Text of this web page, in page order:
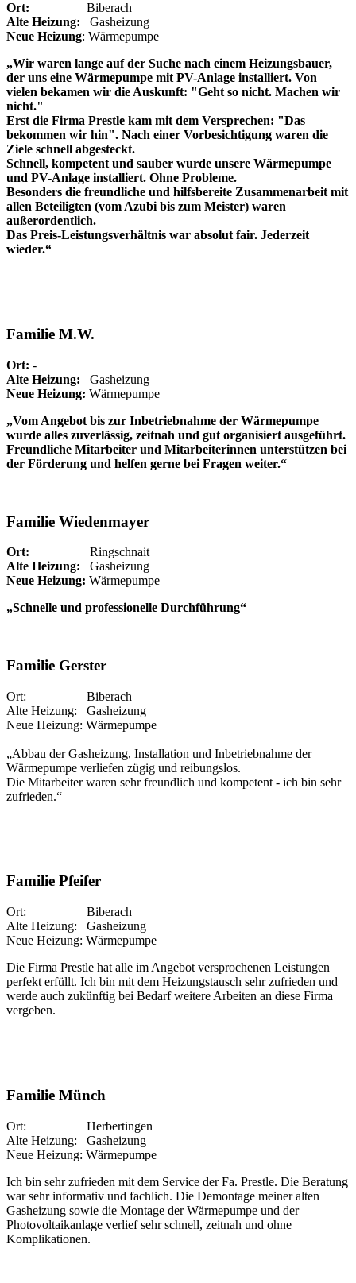
Ort: Biberach
Alte Heizung: Gasheizung
Neue Heizung: Wärmepumpe
„Wir waren lange auf der Suche nach einem Heizungsbauer,
der uns eine Wärmepumpe mit PV-Anlage installiert. Von
vielen bekamen wir die Auskunft: "Geht so nicht. Machen wir
nicht."
Erst die Firma Prestle kam mit dem Versprechen: "Das
bekommen wir hin". Nach einer Vorbesichtigung waren die
Ziele schnell abgesteckt.
Schnell, kompetent und sauber wurde unsere Wärmepumpe
und PV-Anlage installiert. Ohne Probleme.
Besonders die freundliche und hilfsbereite Zusammenarbeit mit
allen Beteiligten (vom Azubi bis zum Meister) waren
außerordentlich.
Das Preis-Leistungsverhältnis war absolut fair. Jederzeit
wieder.“
Familie M.W.
Ort: -
Alte Heizung: Gasheizung
Neue Heizung: Wärmepumpe
„Vom Angebot bis zur Inbetriebnahme der Wärmepumpe
wurde alles zuverlässig, zeitnah und gut organisiert ausgeführt.
Freundliche Mitarbeiter und Mitarbeiterinnen unterstützen bei
der Förderung und helfen gerne bei Fragen weiter.“
Familie Wiedenmayer
Ort: Ringschnait
Alte Heizung: Gasheizung
Neue Heizung: Wärmepumpe
„Schnelle und professionelle Durchführung“
Familie Gerster
Ort: Biberach
Alte Heizung: Gasheizung
Neue Heizung: Wärmepumpe
„Abbau der Gasheizung, Installation und Inbetriebnahme der
Wärmepumpe verliefen zügig und reibungslos.
Die Mitarbeiter waren sehr freundlich und kompetent - ich bin sehr
zufrieden.“
Familie Pfeifer
Ort: Biberach
Alte Heizung: Gasheizung
Neue Heizung: Wärmepumpe
Die Firma Prestle hat alle im Angebot versprochenen Leistungen
perfekt erfüllt. Ich bin mit dem Heizungstausch sehr zufrieden und
werde auch zukünftig bei Bedarf weitere Arbeiten an diese Firma
vergeben.
Familie Münch
Ort: Herbertingen
Alte Heizung: Gasheizung
Neue Heizung: Wärmepumpe
Ich bin sehr zufrieden mit dem Service der Fa. Prestle. Die Beratung
war sehr informativ und fachlich. Die Demontage meiner alten
Gasheizung sowie die Montage der Wärmepumpe und der
Photovoltaikanlage verlief sehr schnell, zeitnah und ohne
Komplikationen.